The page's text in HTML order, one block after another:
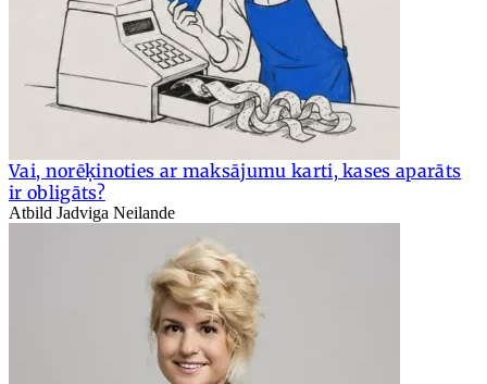
Vai, norēķinoties ar maksājumu karti, kases aparāts
ir obligāts?
Atbild Jadviga Neilande